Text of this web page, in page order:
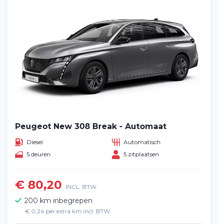
Peugeot New 308 Break - Automaat
Diesel
Automatisch
5 deuren
5 zitplaatsen
€ 80,20 INCL. BTW
200 km inbegrepen
€ 0,24 per extra km incl. BTW